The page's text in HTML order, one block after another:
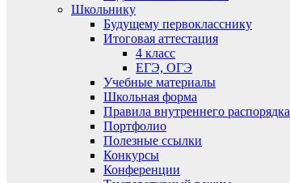
Школьнику
Будущему первокласснику
Итоговая аттестация
4 класс
ЕГЭ, ОГЭ
Учебные материалы
Школьная форма
Правила внутреннего распорядка
Портфолио
Полезные ссылки
Конкурсы
Конференции